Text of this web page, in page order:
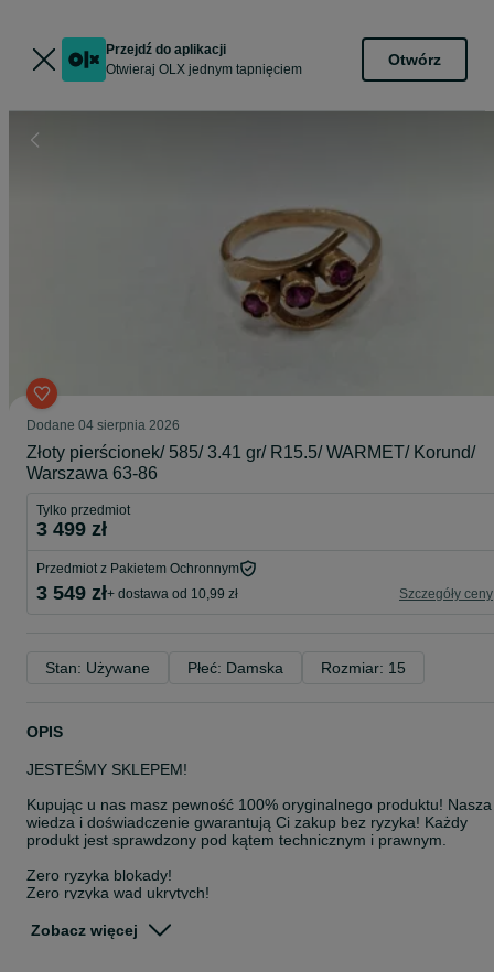
Przejdź do aplikacji
Otwieraj OLX jednym tapnięciem
Otwórz
Dodane 04 sierpnia 2026
Złoty pierścionek/ 585/ 3.41 gr/ R15.5/ WARMET/ Korund/
Warszawa 63-86
Tylko przedmiot
3 499 zł
Przedmiot z Pakietem Ochronnym
3 549 zł+ dostawa od 10,99 zł Szczegóły ceny
Stan: Używane Płeć: Damska Rozmiar: 15
OPIS
JESTEŚMY SKLEPEM!
Kupując u nas masz pewność 100% oryginalnego produktu! Nasza
wiedza i doświadczenie gwarantują Ci zakup bez ryzyka! Każdy
produkt jest sprawdzony pod kątem technicznym i prawnym.
Zero ryzyka blokady!
Zero ryzyka wad ukrytych!
Zobacz więcej